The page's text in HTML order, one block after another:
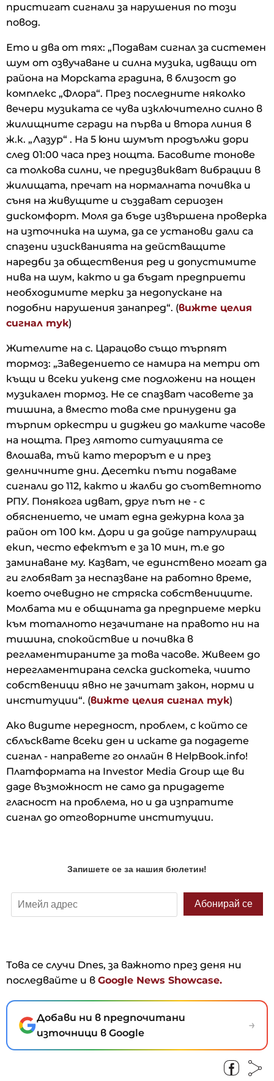
пристигат сигнали за нарушения по този
повод.
Ето и два от тях: „Подавам сигнал за системен
шум от озвучаване и силна музика, идващи от
района на Морската градина, в близост до
комплекс „Флора“. През последните няколко
вечери музиката се чува изключително силно в
жилищните сгради на първа и втора линия в
ж.к. „Лазур“ . На 5 юни шумът продължи дори
след 01:00 часа през нощта. Басовите тонове
са толкова силни, че предизвикват вибрации в
жилищата, пречат на нормалната почивка и
съня на живущите и създават сериозен
дискомфорт. Моля да бъде извършена проверка
на източника на шума, да се установи дали са
спазени изискванията на действащите
наредби за обществения ред и допустимите
нива на шум, както и да бъдат предприети
необходимите мерки за недопускане на
подобни нарушения занапред“. (вижте целия
сигнал тук)
Жителите на с. Царацово също търпят
тормоз: „Заведението се намира на метри от
къщи и всеки уикенд сме подложени на нощен
музикален тормоз. Не се спазват часовете за
тишина, а вместо това сме принудени да
търпим оркестри и диджеи до малките часове
на нощта. През лятото ситуацията се
влошава, тъй като терорът е и през
делничните дни. Десетки пъти подаваме
сигнали до 112, както и жалби до съответното
РПУ. Понякога идват, друг път не - с
обяснението, че имат една дежурна кола за
район от 100 км. Дори и да дойде патрулиращ
екип, често ефектът е за 10 мин, т.е до
заминаване му. Казват, че единствено могат да
ги глобяват за неспазване на работно време,
което очевидно не стряска собствениците.
Молбата ми е общината да предприеме мерки
към тоталното незачитане на правото ни на
тишина, спокойствие и почивка в
регламентираните за това часове. Живеем до
нерегламентирана селска дискотека, чиито
собственици явно не зачитат закон, норми и
институции“. (вижте целия сигнал тук)
Ако видите нередност, проблем, с който се
сблъсквате всеки ден и искате да подадете
сигнал - направете го онлайн в HelpBook.info!
Платформата на Investor Media Group ще ви
даде възможност не само да придадете
гласност на проблема, но и да изпратите
сигнал до отговорните институции.
Това се случи Dnes, за важното през деня ни
последвайте и в Google News Showcase.
Добави ни в предпочитани
източници в Google
→